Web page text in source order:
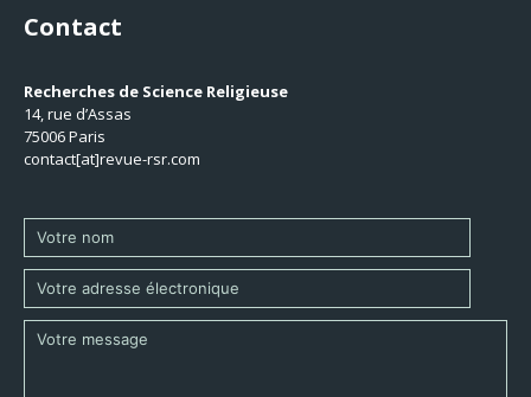
Contact
Recherches de Science Religieuse
14, rue d’Assas
75006 Paris
contact[at]revue-rsr.com